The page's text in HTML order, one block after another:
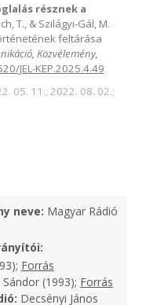
résznek a
T., & Szilágyi-Gál, M.
feltárása
Közvélemény,
JEL-KEP.2025.4.49
05. 11.; 2022. 08. 02.;
neve: Magyar Rádió
Forrás
Sándor (1993); Forrás
Decsényi János